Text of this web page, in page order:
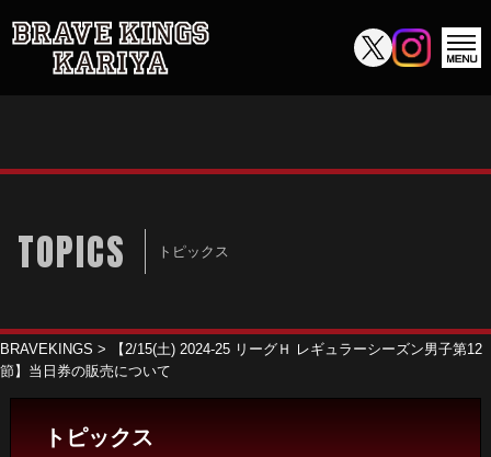
TOPICS トピックス
BRAVEKINGS >
【2/15(土) 2024-25 リーグＨ レギュラーシーズン男子第12
節】当日券の販売について
トピックス